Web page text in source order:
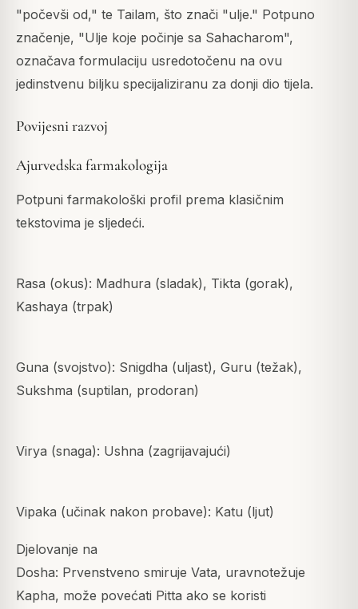
"počevši od," te Tailam, što znači "ulje." Potpuno
značenje, "Ulje koje počinje sa Sahacharom",
označava formulaciju usredotočenu na ovu
jedinstvenu biljku specijaliziranu za donji dio tijela.
Povijesni razvoj
Ajurvedska farmakologija
Potpuni farmakološki profil prema klasičnim
tekstovima je sljedeći.
Rasa (okus): Madhura (sladak), Tikta (gorak),
Kashaya (trpak)
Guna (svojstvo): Snigdha (uljast), Guru (težak),
Sukshma (suptilan, prodoran)
Virya (snaga): Ushna (zagrijavajući)
Vipaka (učinak nakon probave): Katu (ljut)
Djelovanje na
Dosha: Prvenstveno smiruje Vata, uravnotežuje
Kapha, može povećati Pitta ako se koristi